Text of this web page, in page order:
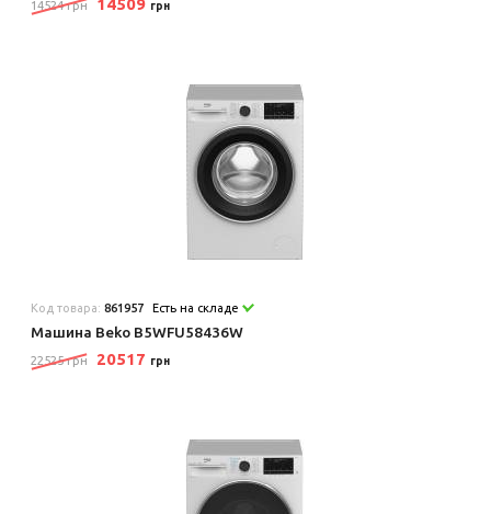
14524 грн 14509 грн
Код товара:861957 Есть на складе
Машина Beko B5WFU58436W
22525 грн 20517 грн